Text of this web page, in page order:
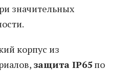
значительных
корпус из
защита IP65 по